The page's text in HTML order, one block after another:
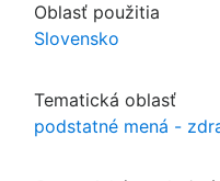
Oblasť použitia
Slovensko
Tematická oblasť
podstatné mená -